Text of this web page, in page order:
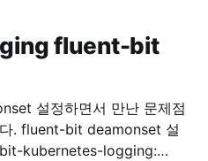
fluent-bit
설정하면서 만난 문제점
설